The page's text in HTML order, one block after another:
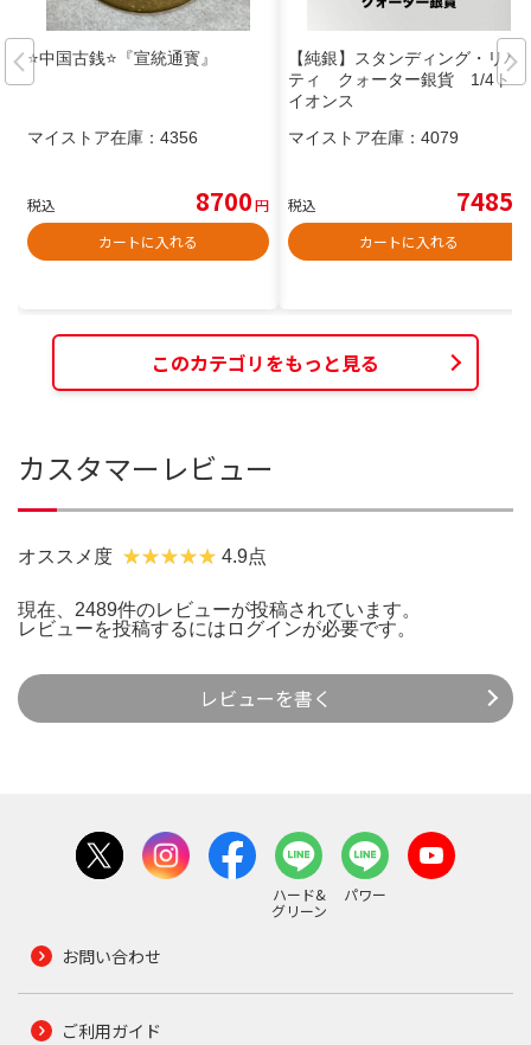
⭐️中国古銭⭐️『宣統通寳』
マイストア在庫： 4356
税込 8700円
カートに入れる
【純銀】スタンディング・リバ
ティ クォーター銀貨 1/4トロ
イオンス
マイストア在庫： 4079
税込 7485
カートに入れる
このカテゴリをもっと見る
カスタマーレビュー
オススメ度 4.9点
現在、2489件のレビューが投稿されています。
レビューを投稿するには ログインが必要です。
レビューを書く
ハード&
グリーン
パワー
お問い合わせ
ご利用ガイド